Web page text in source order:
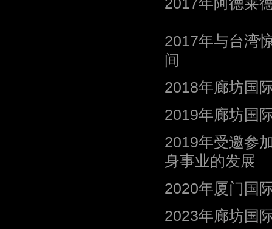
2017年阿德莱
2017年与台湾
间
2018年廊坊国
2019年廊坊国
2019年受邀参
身事业的发展
2020年厦门国
2023年廊坊国